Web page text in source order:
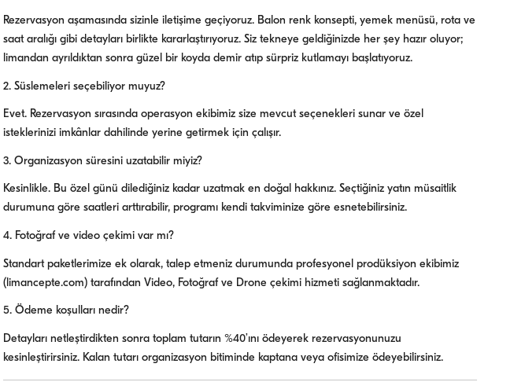
Rezervasyon aşamasında sizinle iletişime geçiyoruz. Balon renk konsepti, yemek menüsü, rota ve
saat aralığı gibi detayları birlikte kararlaştırıyoruz. Siz tekneye geldiğinizde her şey hazır oluyor;
limandan ayrıldıktan sonra güzel bir koyda demir atıp sürpriz kutlamayı başlatıyoruz.
2. Süslemeleri seçebiliyor muyuz?
Evet. Rezervasyon sırasında operasyon ekibimiz size mevcut seçenekleri sunar ve özel
isteklerinizi imkânlar dahilinde yerine getirmek için çalışır.
3. Organizasyon süresini uzatabilir miyiz?
Kesinlikle. Bu özel günü dilediğiniz kadar uzatmak en doğal hakkınız. Seçtiğiniz yatın müsaitlik
durumuna göre saatleri arttırabilir, programı kendi takviminize göre esnetebilirsiniz.
4. Fotoğraf ve video çekimi var mı?
Standart paketlerimize ek olarak, talep etmeniz durumunda profesyonel prodüksiyon ekibimiz
(limancepte.com) tarafından Video, Fotoğraf ve Drone çekimi hizmeti sağlanmaktadır.
5. Ödeme koşulları nedir?
Detayları netleştirdikten sonra toplam tutarın %40’ını ödeyerek rezervasyonunuzu
kesinleştirirsiniz. Kalan tutarı organizasyon bitiminde kaptana veya ofisimize ödeyebilirsiniz.